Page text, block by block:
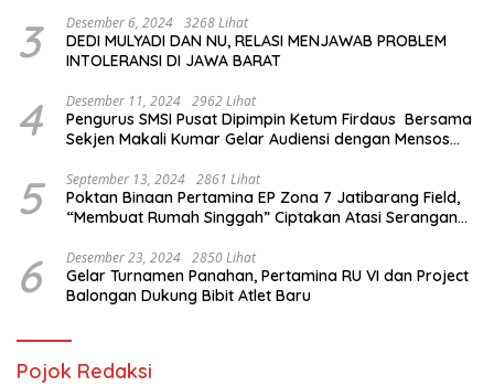
3 Desember 6, 2024 3268 Lihat
DEDI MULYADI DAN NU, RELASI MENJAWAB PROBLEM
INTOLERANSI DI JAWA BARAT
4 Desember 11, 2024 2962 Lihat
Pengurus SMSI Pusat Dipimpin Ketum Firdaus Bersama
Sekjen Makali Kumar Gelar Audiensi dengan Mensos
5 September 13, 2024 2861 Lihat
Poktan Binaan Pertamina EP Zona 7 Jatibarang Field,
“Membuat Rumah Singgah” Ciptakan Atasi Serangan
6 Desember 23, 2024 2850 Lihat
Gelar Turnamen Panahan, Pertamina RU VI dan Project
Balongan Dukung Bibit Atlet Baru
Pojok Redaksi